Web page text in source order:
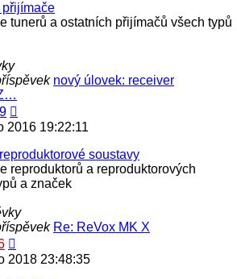
přijímače
tunerů a ostatních přijímačů všech typů
nový úlovek: receiver
poslední
2016 19:22:11
soustavy
reproduktorů a reproduktorových
a značek
Re: ReVox MK X
poslední
2018 23:48:35